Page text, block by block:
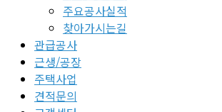
주요공사실적
찾아가시는길
관급공사
근생/공장
주택사업
견적문의